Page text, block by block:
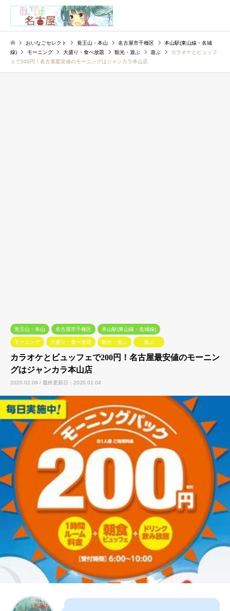
おいなごセレクト 覚王山・本山 名古屋市千種区
本山駅(東山線・名城
線)
モーニング 大盛り・食べ放題 観光・遊ぶ 遊ぶ
カラオケとビュッフ
ェで200円！名古屋最安値のモーニングはジャンカラ本山店
覚王山・本山 名古屋市千種区 本山駅(東山線・名城線)
モーニング 大盛り・食べ放題 観光・遊ぶ 遊ぶ
カラオケとビュッフェで200円！名古屋最安値のモーニン
グはジャンカラ本山店
2020.02.09 / 最終更新日：2020.01.04